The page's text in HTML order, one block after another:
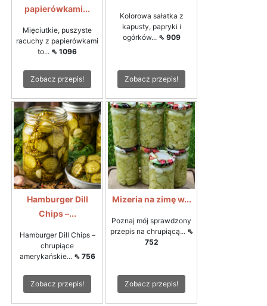
papierówkami...
Mięciutkie, puszyste
racuchy z papierówkami
to... ⇖ 1096
Zobacz przepis!
Kolorowa sałatka z
kapusty, papryki i
ogórków... ⇖ 909
Zobacz przepis!
Hamburger Dill
Chips –...
Hamburger Dill Chips –
chrupiące
amerykańskie... ⇖ 756
Zobacz przepis!
Mizeria na zimę w...
Poznaj mój sprawdzony
przepis na chrupiącą... ⇖
752
Zobacz przepis!